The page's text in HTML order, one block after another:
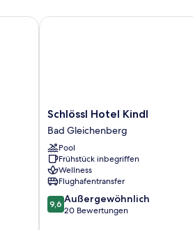
Schlössl
Hotel
Kindl
Bad
Gleichenberg
Schlössl Hotel Kindl
Bad Gleichenberg
Pool
Frühstück inbegriffen
Wellness
Flughafentransfer
9.6
von
9,6 Außergewöhnlich
20 Bewertungen
Schlössl Hotel Kindl